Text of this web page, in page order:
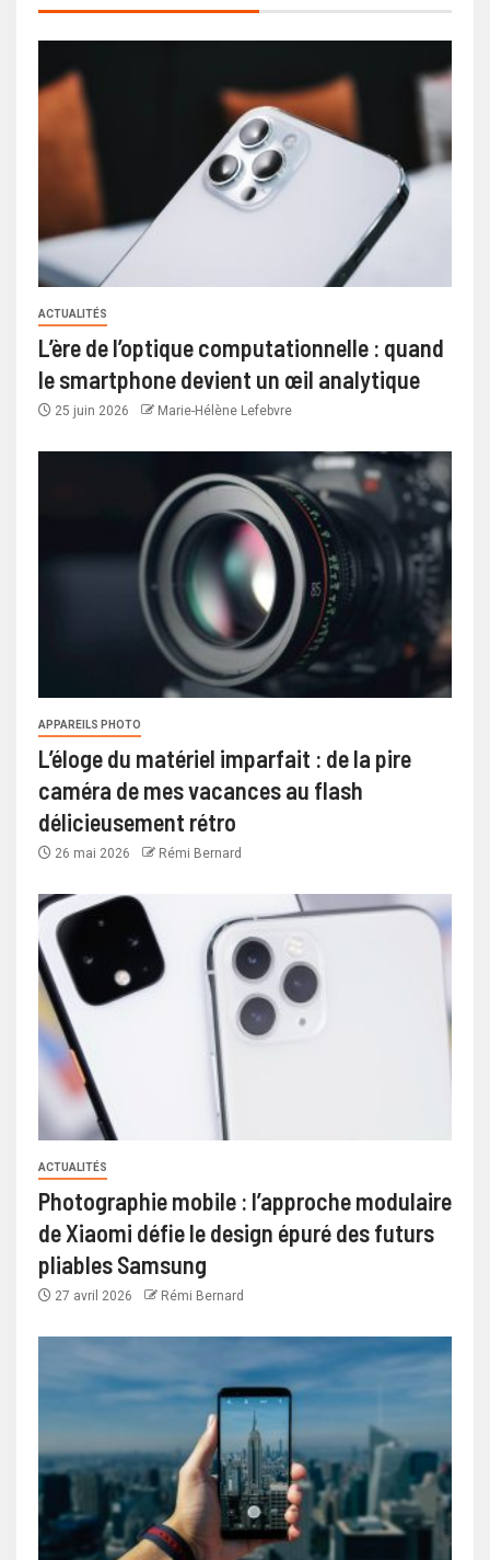
ACTUALITÉS
L’ère de l’optique computationnelle : quand
le smartphone devient un œil analytique
25 juin 2026 Marie-Hélène Lefebvre
APPAREILS PHOTO
L’éloge du matériel imparfait : de la pire
caméra de mes vacances au flash
délicieusement rétro
26 mai 2026 Rémi Bernard
ACTUALITÉS
Photographie mobile : l’approche modulaire
de Xiaomi défie le design épuré des futurs
pliables Samsung
27 avril 2026 Rémi Bernard